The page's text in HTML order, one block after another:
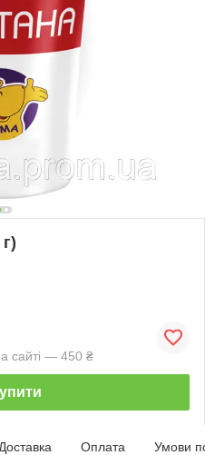
сайті — 450 ₴
Доставка Оплата Умови